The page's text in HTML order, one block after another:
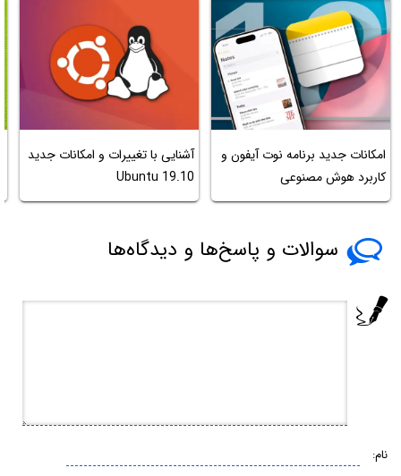
امکانات جدید برنامه نوت آیفون و
کاربرد هوش مصنوعی
آشنایی با تغییرات و امکانات جدید
Ubuntu 19.10
سوالات و پاسخ‌ها و دیدگاه‌ها
نام: